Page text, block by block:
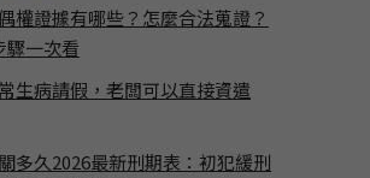
權證據有哪些？怎麼合法蒐證？
驟一次看
生病請假，老闆可以直接資遣
多久2026最新刑期表：初犯緩刑